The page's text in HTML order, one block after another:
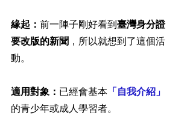
緣起： 前一陣子剛好看到臺灣身分證
要改版的新聞 ，所以就想到了這個活
動。
適用對象： 已經會基本 「自我介紹」
的青少年或成人學習者。